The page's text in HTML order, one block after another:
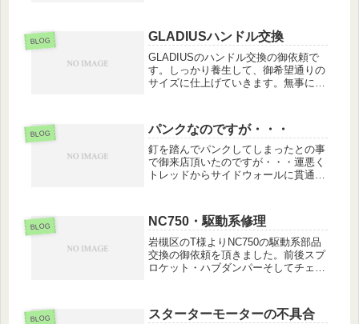
が汚れています。結構乱暴にオイルを
補充される方のバイクは、この辺りが
常に...
BLOG GLADIUSハンドル交換
GLADIUSのハンドル交換の御依頼で
す。しっかり養生して、御希望通りの
サイズに仕上げていきます。無事に完
ます。
BLOG パンクなのですが・・・
釘を踏んでパンクしてしまったとの事
で御来店頂いたのですが・・・運悪く
トレッドからサイドウォールに貫通し
にて修理完了となりました。
BLOG NC750・駆動系修理
岩槻区のT様よりNC750の駆動系部品
交換の御依頼を頂きました。前後スプ
ロケット・ハブダンパーそしてチェー
BLOG スターターモーターの不具合